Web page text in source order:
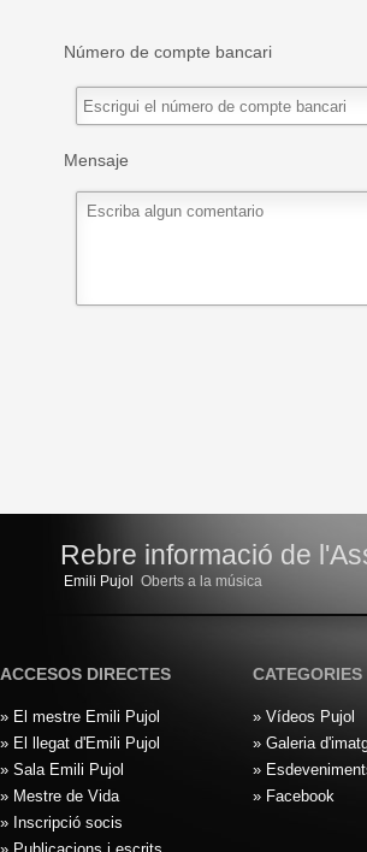
Número de compte bancari
Mensaje
Rebre informació de
Emili Pujol Oberts a la música
ACCESOS DIRECTES
» El mestre Emili Pujol
» El llegat d'Emili Pujol
» Sala Emili Pujol
» Mestre de Vida
» Inscripció socis
CATEGORIES
» Vídeos Pujol
» Galeria
»
» Facebook